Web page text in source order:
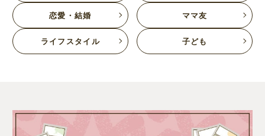
恋愛・結婚 ママ友
ライフスタイル 子ども